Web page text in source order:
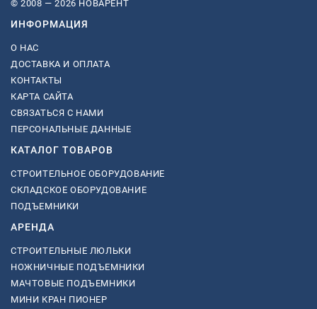
© 2008 — 2026 НОВАРЕНТ
ИНФОРМАЦИЯ
О НАС
ДОСТАВКА И ОПЛАТА
КОНТАКТЫ
КАРТА САЙТА
СВЯЗАТЬСЯ С НАМИ
ПЕРСОНАЛЬНЫЕ ДАННЫЕ
КАТАЛОГ ТОВАРОВ
СТРОИТЕЛЬНОЕ ОБОРУДОВАНИЕ
СКЛАДСКОЕ ОБОРУДОВАНИЕ
ПОДЪЕМНИКИ
АРЕНДА
СТРОИТЕЛЬНЫЕ ЛЮЛЬКИ
НОЖНИЧНЫЕ ПОДЪЕМНИКИ
МАЧТОВЫЕ ПОДЪЕМНИКИ
МИНИ КРАН ПИОНЕР